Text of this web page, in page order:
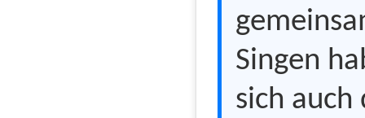
Singen
sich auch